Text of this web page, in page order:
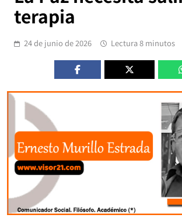
terapia
24 de junio de 2026 Lectura 8 minutos